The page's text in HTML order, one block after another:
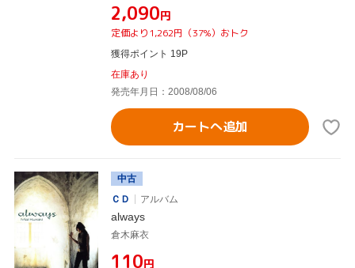
¥2,090円
定価より1,262円（37%）おトク
獲得ポイント 19P
在庫あり
発売年月日：2008/08/06
カートへ追加
中古
ＣＤ
アルバム
always
倉木麻衣
¥110円